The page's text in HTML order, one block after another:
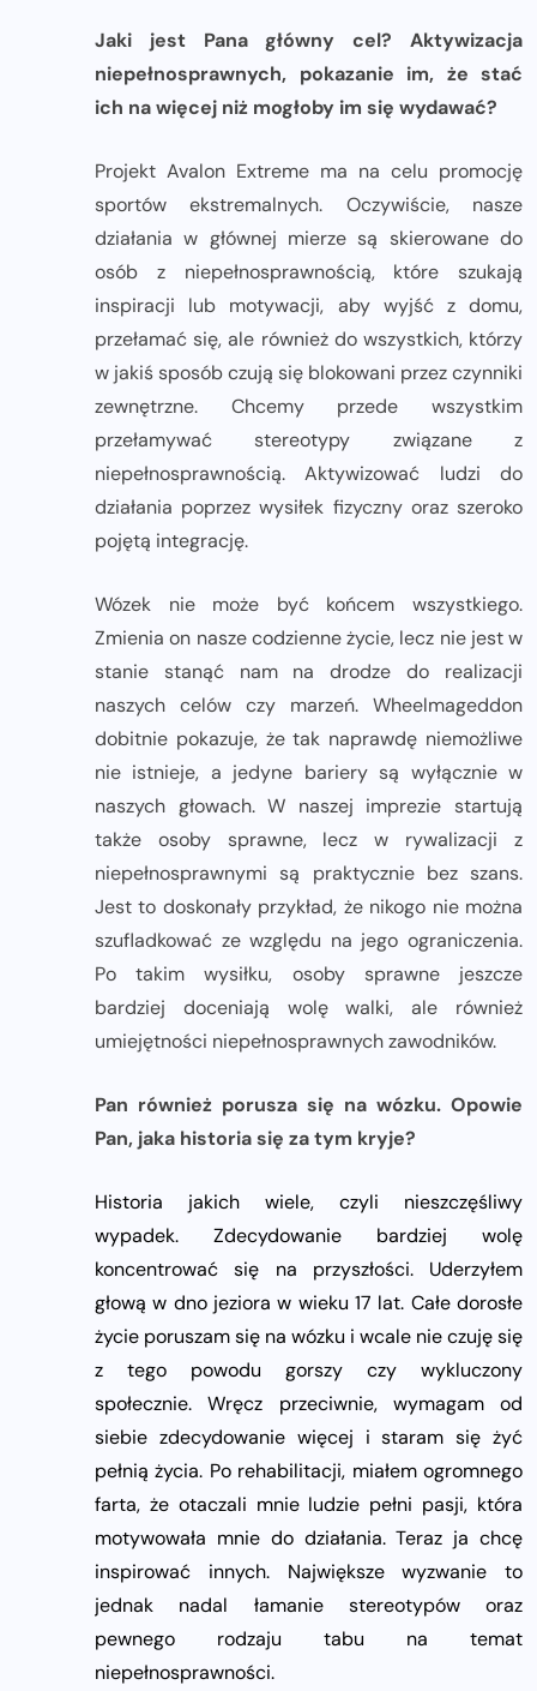
Jaki jest Pana główny cel? Aktywizacja
niepełnosprawnych, pokazanie im, że stać
ich na więcej niż mogłoby im się wydawać?
Projekt Avalon Extreme ma na celu promocję
sportów ekstremalnych. Oczywiście, nasze
działania w głównej mierze są skierowane do
osób z niepełnosprawnością, które szukają
inspiracji lub motywacji, aby wyjść z domu,
przełamać się, ale również do wszystkich, którzy
w jakiś sposób czują się blokowani przez czynniki
zewnętrzne. Chcemy przede wszystkim
przełamywać stereotypy związane z
niepełnosprawnością. Aktywizować ludzi do
działania poprzez wysiłek fizyczny oraz szeroko
pojętą integrację.
Wózek nie może być końcem wszystkiego.
Zmienia on nasze codzienne życie, lecz nie jest w
stanie stanąć nam na drodze do realizacji
naszych celów czy marzeń. Wheelmageddon
dobitnie pokazuje, że tak naprawdę niemożliwe
nie istnieje, a jedyne bariery są wyłącznie w
naszych głowach. W naszej imprezie startują
także osoby sprawne, lecz w rywalizacji z
niepełnosprawnymi są praktycznie bez szans.
Jest to doskonały przykład, że nikogo nie można
szufladkować ze względu na jego ograniczenia.
Po takim wysiłku, osoby sprawne jeszcze
bardziej doceniają wolę walki, ale również
umiejętności niepełnosprawnych zawodników.
Pan również porusza się na wózku. Opowie
Pan, jaka historia się za tym kryje?
Historia jakich wiele, czyli nieszczęśliwy
wypadek. Zdecydowanie bardziej wolę
koncentrować się na przyszłości. Uderzyłem
głową w dno jeziora w wieku 17 lat. Całe dorosłe
życie poruszam się na wózku i wcale nie czuję się
z tego powodu gorszy czy wykluczony
społecznie. Wręcz przeciwnie, wymagam od
siebie zdecydowanie więcej i staram się żyć
pełnią życia. Po rehabilitacji, miałem ogromnego
farta, że otaczali mnie ludzie pełni pasji, która
motywowała mnie do działania. Teraz ja chcę
inspirować innych. Największe wyzwanie to
jednak nadal łamanie stereotypów oraz
pewnego rodzaju tabu na temat
niepełnosprawności.